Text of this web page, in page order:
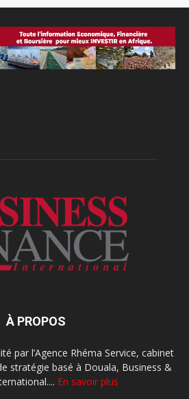
À PROPOS
par l’Agence Rhéma Service, cabinet
stratégie basé à Douala, Business &
En savoir plus